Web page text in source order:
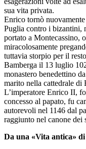
sua vita privata.
Enrico tornò
Puglia contro i bizantini,
portato a Montecassino,
miracolosamente
tuttavia storpio per il
Bamberga il 13 luglio
monastero benedettino
marito nella cattedrale di
L’imperatore Enrico II,
concesso al papato, fu
autorevoli nel 1146 dal
raggiunto nel canone dei
Da una «Vita antica»